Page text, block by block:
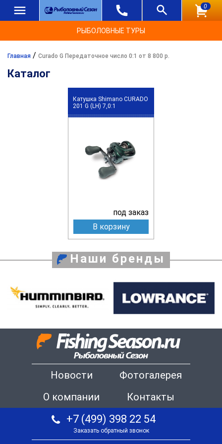
0
РЫБОЛОВНЫЕ ТУРЫ
Главная / Curado G Передаточное число 0:1 от 8 800 р.
Каталог
Катушка Shimano CURADO
201 G (LH) 7,0:1
под заказ
В корзину
Наши бренды
Новости
Фотогалерея
О компании
Контакты
+7 (499) 398 22 54
Заказать обратный звонок